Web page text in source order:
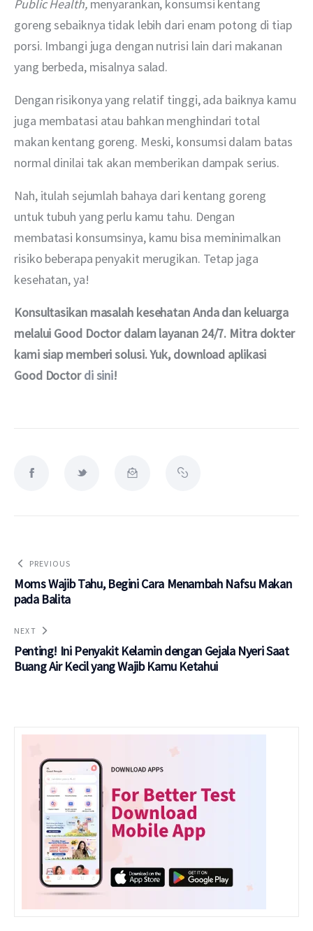
Public Health, menyarankan, konsumsi kentang
goreng sebaiknya tidak lebih dari enam potong di tiap
porsi. Imbangi juga dengan nutrisi lain dari makanan
yang berbeda, misalnya salad.
Dengan risikonya yang relatif tinggi, ada baiknya kamu
juga membatasi atau bahkan menghindari total
makan kentang goreng. Meski, konsumsi dalam batas
normal dinilai tak akan memberikan dampak serius.
Nah, itulah sejumlah bahaya dari kentang goreng
untuk tubuh yang perlu kamu tahu. Dengan
membatasi konsumsinya, kamu bisa meminimalkan
risiko beberapa penyakit merugikan. Tetap jaga
kesehatan, ya!
Konsultasikan masalah kesehatan Anda dan keluarga
melalui Good Doctor dalam layanan 24/7. Mitra dokter
kami siap memberi solusi. Yuk, download aplikasi
Good Doctor di sini!
PREVIOUS
Moms Wajib Tahu, Begini Cara Menambah Nafsu Makan
pada Balita
NEXT
Penting! Ini Penyakit Kelamin dengan Gejala Nyeri Saat
Buang Air Kecil yang Wajib Kamu Ketahui